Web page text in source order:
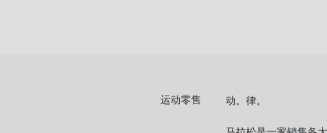
运动零售 动。律。